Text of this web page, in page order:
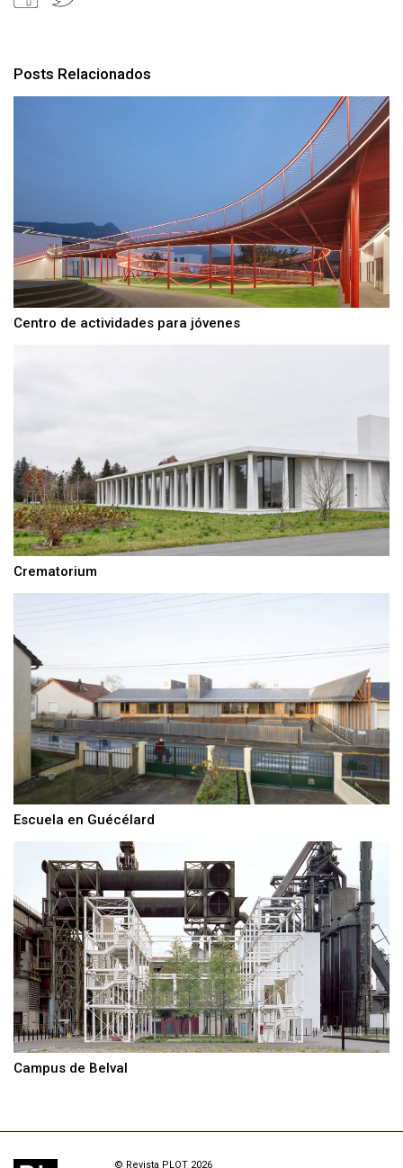
Posts Relacionados
Centro de actividades para jóvenes
Crematorium
Escuela en Guécélard
Campus de Belval
© Revista PLOT 2026